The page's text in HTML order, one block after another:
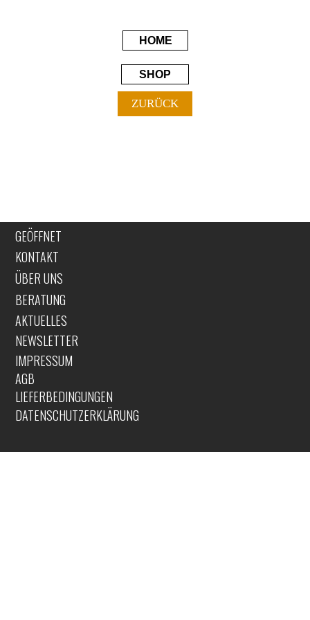
HOME
SHOP
ZURÜCK
GEÖFFNET
KONTAKT
ÜBER UNS
BERATUNG
AKTUELLES
NEWSLETTER
IMPRESSUM
AGB
LIEFERBEDINGUNGEN
DATENSCHUTZERKLÄRUNG